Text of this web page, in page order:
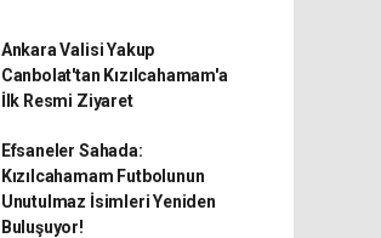
Ankara Valisi Yakup
Canbolat'tan Kızılcahamam'a
İlk Resmi Ziyaret
Efsaneler Sahada:
Kızılcahamam Futbolunun
Unutulmaz İsimleri Yeniden
Buluşuyor!